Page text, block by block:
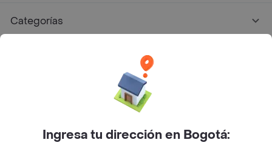
Categorías
Facebook
Twitter
Instagram
Ingresa tu dirección en Bogotá: